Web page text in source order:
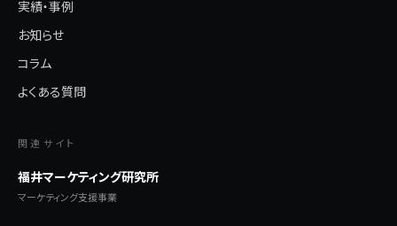
実績・事例
お知らせ
コラム
よくある質問
関連サイト
福井マーケティング研究所
マーケティング支援事業